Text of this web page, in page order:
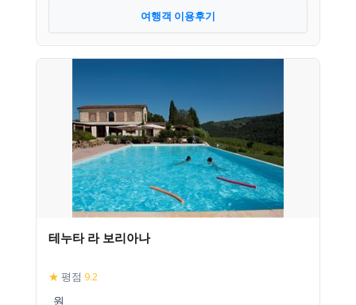
여행객 이용후기
테누타 라 보리아나
★ 평점 9.2